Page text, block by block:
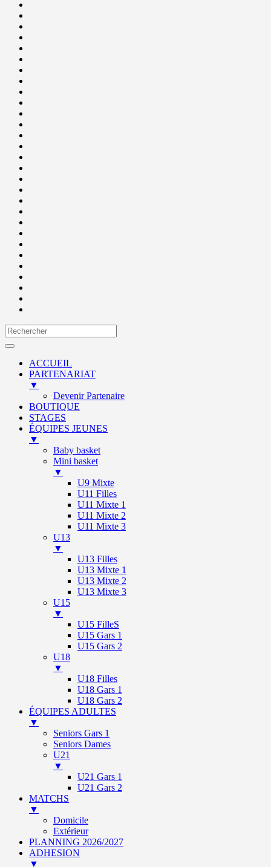
ACCUEIL
PARTENARIAT
▼
Devenir Partenaire
BOUTIQUE
STAGES
ÉQUIPES JEUNES
▼
Baby basket
Mini basket
▼
U9 Mixte
U11 Filles
U11 Mixte 1
U11 Mixte 2
U11 Mixte 3
U13
▼
U13 Filles
U13 Mixte 1
U13 Mixte 2
U13 Mixte 3
U15
▼
U15 FilleS
U15 Gars 1
U15 Gars 2
U18
▼
U18 Filles
U18 Gars 1
U18 Gars 2
ÉQUIPES ADULTES
▼
Seniors Gars 1
Seniors Dames
U21
▼
U21 Gars 1
U21 Gars 2
MATCHS
▼
Domicile
Extérieur
PLANNING 2026/2027
ADHESION
▼